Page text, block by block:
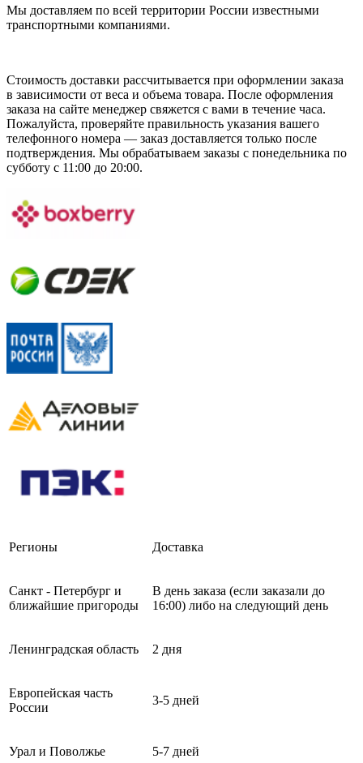
Мы доставляем по всей территории России известными
транспортными компаниями.
Стоимость доставки рассчитывается при оформлении заказа
в зависимости от веса и объема товара. После оформления
заказа на сайте менеджер свяжется с вами в течение часа.
Пожалуйста, проверяйте правильность указания вашего
телефонного номера — заказ доставляется только после
подтверждения. Мы обрабатываем заказы с понедельника по
субботу с 11:00 до 20:00.
Регионы Доставка
Санкт - Петербург и
ближайшие пригороды
В день заказа (если заказали до
16:00) либо на следующий день
Ленинградская область 2 дня
Европейская часть
России
3-5 дней
Урал и Поволжье 5-7 дней